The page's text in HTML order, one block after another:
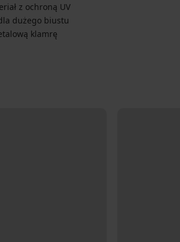
z ochroną UV
dużego biustu
klamrę